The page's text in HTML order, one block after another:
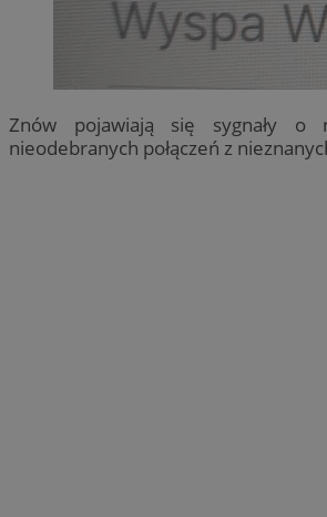
Znów pojawiają się sygnały o
nieodebranych połączeń z